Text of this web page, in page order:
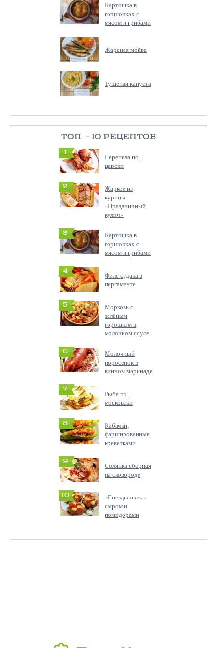
Картошка в
горшочках с
мясом и грибами
Жареная мойва
Тушеная капуста
ТОП — 10 РЕЦЕПТОВ
1
Перепела по-
царски
2
Жаркое из
курицы
«Праздничный
кулич»
3
Картошка в
горшочках с
мясом и грибами
4
Филе судака в
пергаменте
5
Морковь с
зелёным
горошком в
молочном соусе
6
Молочный
поросенок в
винном маринаде
7
Рыба по-
московски
8
Кабачки,
фаршированные
креветками
9
Солянка сборная
на сковороде
10
«Гнездышки» с
сыром и
помидорами